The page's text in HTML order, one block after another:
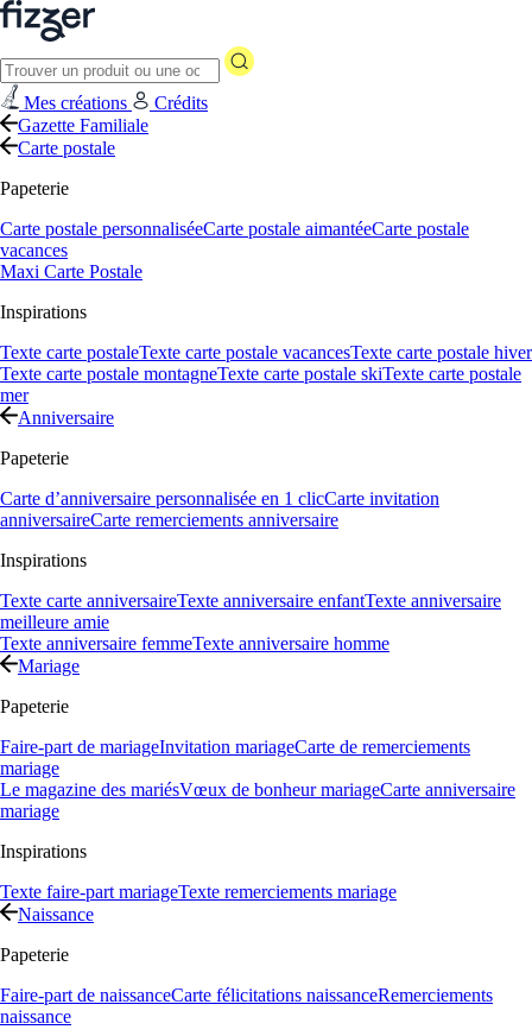
Mes créations
Crédits
Gazette Familiale
Carte postale
Papeterie
Carte postale personnaliséeCarte postale aimantéeCarte postale
vacances
Maxi Carte Postale
Inspirations
Texte carte postaleTexte carte postale vacancesTexte carte postale hiver
Texte carte postale montagneTexte carte postale skiTexte carte postale
mer
Anniversaire
Papeterie
Carte d’anniversaire personnalisée en 1 clicCarte invitation
anniversaireCarte remerciements anniversaire
Inspirations
Texte carte anniversaireTexte anniversaire enfantTexte anniversaire
meilleure amie
Texte anniversaire femmeTexte anniversaire homme
Mariage
Papeterie
Faire-part de mariageInvitation mariageCarte de remerciements
mariage
Le magazine des mariésVœux de bonheur mariageCarte anniversaire
mariage
Inspirations
Texte faire-part mariageTexte remerciements mariage
Naissance
Papeterie
Faire-part de naissanceCarte félicitations naissanceRemerciements
naissance